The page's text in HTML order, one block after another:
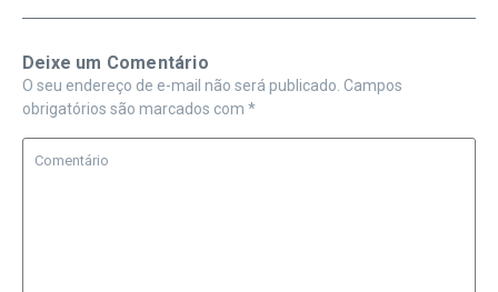
Deixe um Comentário
O seu endereço de e-mail não será publicado. Campos
obrigatórios são marcados com *